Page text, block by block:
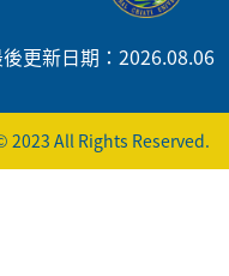
更新日期：2026.08.06
All Rights Reserved.